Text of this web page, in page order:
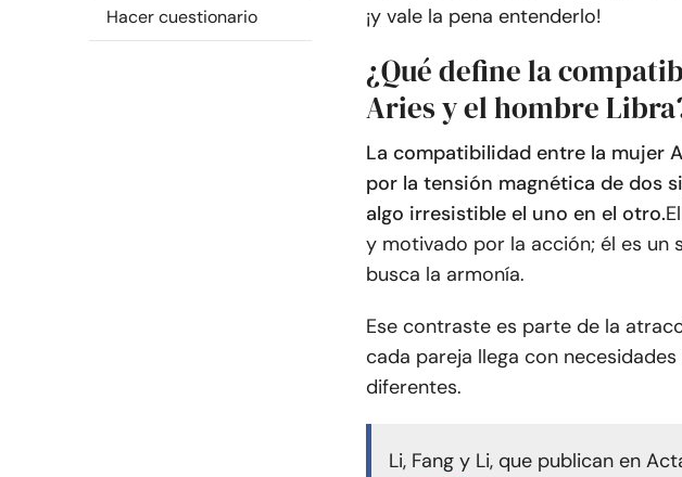
Hacer cuestionario
¡y vale la pena entenderlo!
¿Qué define la
Aries y el hombre
La compatibilidad entre la mujer
por la tensión magnética de dos
algo irresistible el uno en el otro.
y motivado por la acción; él es un
busca la armonía.
Ese contraste es parte de la
cada pareja llega con
diferentes.
Li, Fang y Li, que publican en